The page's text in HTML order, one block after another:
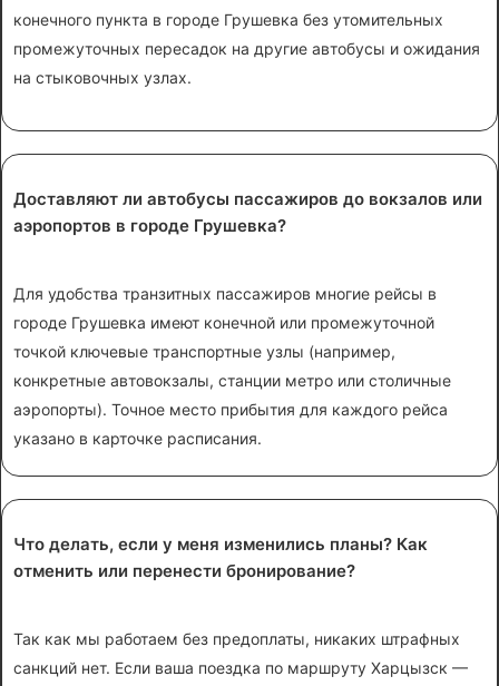
конечного пункта в городе Грушевка без утомительных
промежуточных пересадок на другие автобусы и ожидания
на стыковочных узлах.
Доставляют ли автобусы пассажиров до вокзалов или
аэропортов в городе Грушевка?
Для удобства транзитных пассажиров многие рейсы в
городе Грушевка имеют конечной или промежуточной
точкой ключевые транспортные узлы (например,
конкретные автовокзалы, станции метро или столичные
аэропорты). Точное место прибытия для каждого рейса
указано в карточке расписания.
Что делать, если у меня изменились планы? Как
отменить или перенести бронирование?
Так как мы работаем без предоплаты, никаких штрафных
санкций нет. Если ваша поездка по маршруту Харцызск —